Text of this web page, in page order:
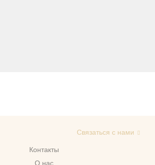
Контакты
О нас
Связаться с нами